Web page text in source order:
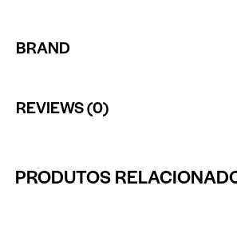
BRAND
REVIEWS (0)
PRODUTOS